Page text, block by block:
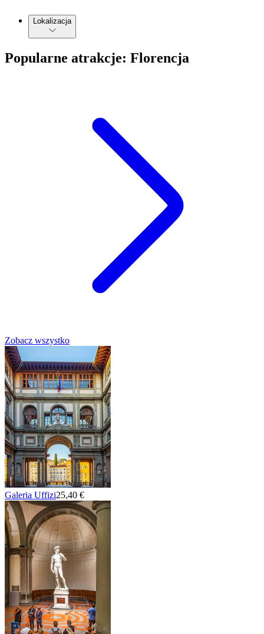
Lokalizacja
Popularne atrakcje: Florencja
Zobacz wszystko
Galeria Uffizi25,40 €